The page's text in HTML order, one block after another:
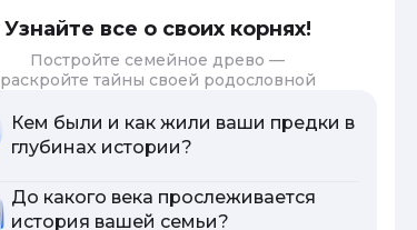
Узнайте все о своих корнях!
Постройте семейное древо —
раскройте тайны своей родословной
Кем были и как жили ваши предки в
глубинах истории?
До какого века прослеживается
история вашей семьи?